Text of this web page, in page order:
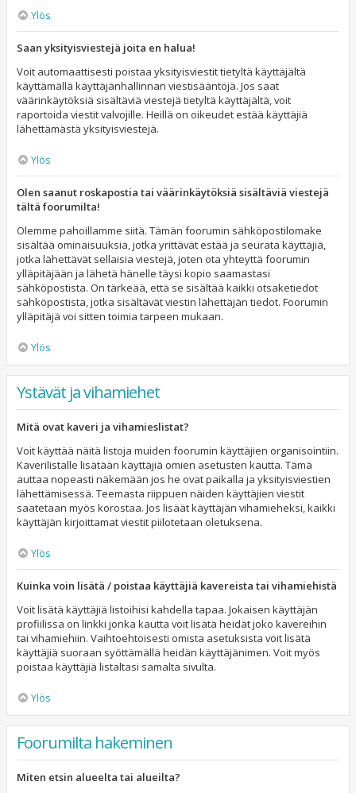
Ylös
Saan yksityisviestejä joita en halua!
Voit automaattisesti poistaa yksityisviestit tietyltä käyttäjältä
käyttämällä käyttäjänhallinnan viestisääntöjä. Jos saat
väärinkäytöksiä sisältäviä viestejä tietyltä käyttäjältä, voit
raportoida viestit valvojille. Heillä on oikeudet estää käyttäjiä
lähettämästä yksityisviestejä.
Ylös
Olen saanut roskapostia tai väärinkäytöksiä sisältäviä viestejä
tältä foorumilta!
Olemme pahoillamme siitä. Tämän foorumin sähköpostilomake
sisältää ominaisuuksia, jotka yrittävät estää ja seurata käyttäjiä,
jotka lähettävät sellaisia viestejä, joten ota yhteyttä foorumin
ylläpitäjään ja lähetä hänelle täysi kopio saamastasi
sähköpostista. On tärkeää, että se sisältää kaikki otsaketiedot
sähköpostista, jotka sisältävät viestin lähettäjän tiedot. Foorumin
ylläpitäjä voi sitten toimia tarpeen mukaan.
Ylös
Ystävät ja vihamiehet
Mitä ovat kaveri ja vihamieslistat?
Voit käyttää näitä listoja muiden foorumin käyttäjien organisointiin.
Kaverilistalle lisätään käyttäjiä omien asetusten kautta. Tämä
auttaa nopeasti näkemään jos he ovat paikalla ja yksityisviestien
lähettämisessä. Teemasta riippuen näiden käyttäjien viestit
saatetaan myös korostaa. Jos lisäät käyttäjän vihamieheksi, kaikki
käyttäjän kirjoittamat viestit piilotetaan oletuksena.
Ylös
Kuinka voin lisätä / poistaa käyttäjiä kavereista tai vihamiehistä
Voit lisätä käyttäjiä listoihisi kahdella tapaa. Jokaisen käyttäjän
profiilissa on linkki jonka kautta voit lisätä heidät joko kavereihin
tai vihamiehiin. Vaihtoehtoisesti omista asetuksista voit lisätä
käyttäjiä suoraan syöttämällä heidän käyttäjänimen. Voit myös
poistaa käyttäjiä listaltasi samalta sivulta.
Ylös
Foorumilta hakeminen
Miten etsin alueelta tai alueilta?